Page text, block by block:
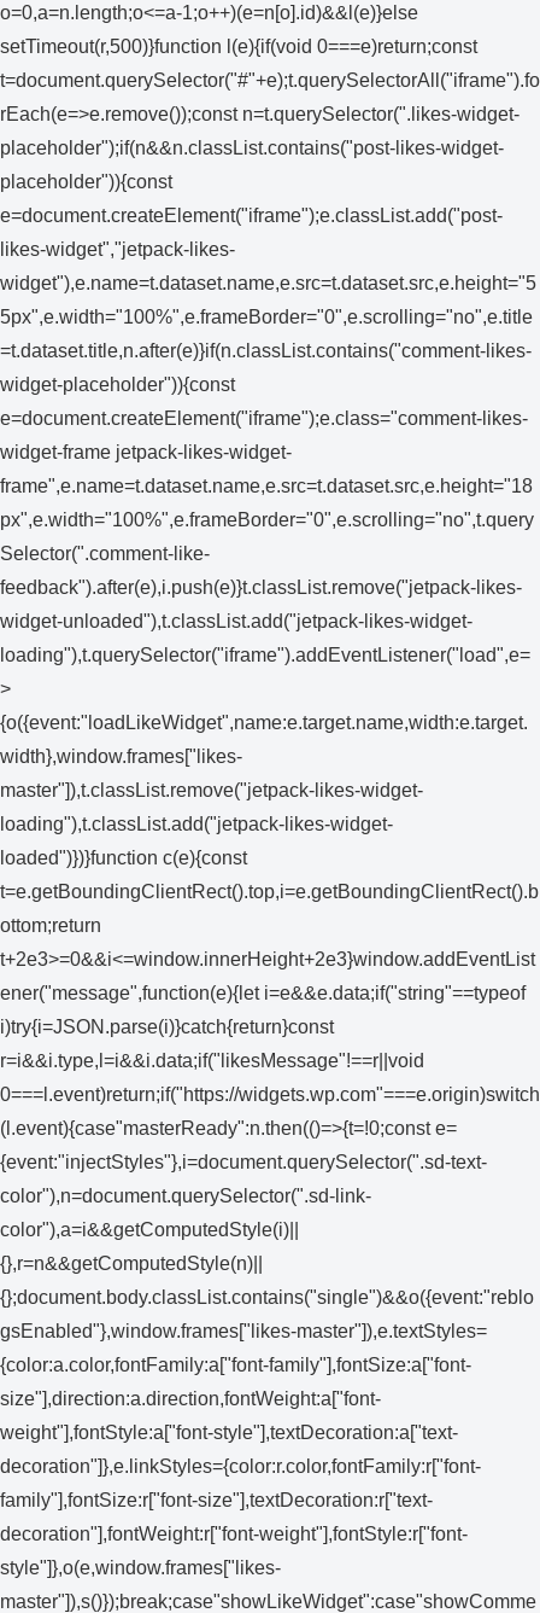
o=0,a=n.length;o<=a-1;o++)(e=n[o].id)&&l(e)}else
setTimeout(r,500)}function l(e){if(void 0===e)return;const
t=document.querySelector("#"+e);t.querySelectorAll("iframe").fo
rEach(e=>e.remove());const n=t.querySelector(".likes-widget-
placeholder");if(n&&n.classList.contains("post-likes-widget-
placeholder")){const
e=document.createElement("iframe");e.classList.add("post-
likes-widget","jetpack-likes-
widget"),e.name=t.dataset.name,e.src=t.dataset.src,e.height="5
5px",e.width="100%",e.frameBorder="0",e.scrolling="no",e.title
=t.dataset.title,n.after(e)}if(n.classList.contains("comment-likes-
widget-placeholder")){const
e=document.createElement("iframe");e.class="comment-likes-
widget-frame jetpack-likes-widget-
frame",e.name=t.dataset.name,e.src=t.dataset.src,e.height="18
px",e.width="100%",e.frameBorder="0",e.scrolling="no",t.query
Selector(".comment-like-
feedback").after(e),i.push(e)}t.classList.remove("jetpack-likes-
widget-unloaded"),t.classList.add("jetpack-likes-widget-
loading"),t.querySelector("iframe").addEventListener("load",e=
>
{o({event:"loadLikeWidget",name:e.target.name,width:e.target.
width},window.frames["likes-
master"]),t.classList.remove("jetpack-likes-widget-
loading"),t.classList.add("jetpack-likes-widget-
loaded")})}function c(e){const
t=e.getBoundingClientRect().top,i=e.getBoundingClientRect().b
ottom;return
t+2e3>=0&&i<=window.innerHeight+2e3}window.addEventList
ener("message",function(e){let i=e&&e.data;if("string"==typeof
i)try{i=JSON.parse(i)}catch{return}const
r=i&&i.type,l=i&&i.data;if("likesMessage"!==r||void
0===l.event)return;if("https://widgets.wp.com"===e.origin)switch
(l.event){case"masterReady":n.then(()=>{t=!0;const e=
{event:"injectStyles"},i=document.querySelector(".sd-text-
color"),n=document.querySelector(".sd-link-
color"),a=i&&getComputedStyle(i)||
{},r=n&&getComputedStyle(n)||
{};document.body.classList.contains("single")&&o({event:"reblo
gsEnabled"},window.frames["likes-master"]),e.textStyles=
{color:a.color,fontFamily:a["font-family"],fontSize:a["font-
size"],direction:a.direction,fontWeight:a["font-
weight"],fontStyle:a["font-style"],textDecoration:a["text-
decoration"]},e.linkStyles={color:r.color,fontFamily:r["font-
family"],fontSize:r["font-size"],textDecoration:r["text-
decoration"],fontWeight:r["font-weight"],fontStyle:r["font-
style"]},o(e,window.frames["likes-
master"]),s()});break;case"showLikeWidget":case"showComme